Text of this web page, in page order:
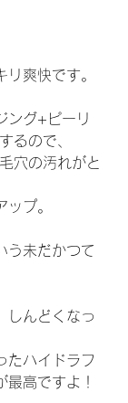
リ爽快です。
ング+ピーリ
るので、
ップ。
う未だかつて
しんどくなっ
たハイドラフ
最高ですよ！